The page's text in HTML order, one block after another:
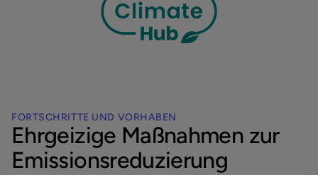
FORTSCHRITTE UND VORHABEN
Ehrgeizige Maßnahmen zur
Emissionsreduzierung